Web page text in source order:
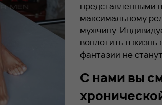
представленными
максимальному
мужчину.
воплотить в жизнь
фантазии не
С нами вы